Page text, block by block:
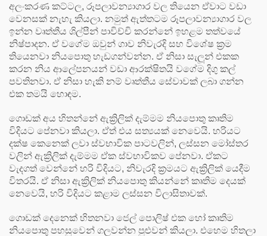
අලංකරණ කට්ටල, රූපලාවන්‍යාගාර වල තියෙන ඒවාට වඩා
වෙනසක් නැහැ කියලා. නමුත් ඇත්තටම රූපලාවන්‍යාගාර වල
ඉන්න වෘත්තීය ශිල්පීන් පාවිච්චි කරන්නේ ඉහළම තත්වයේ
නිෂ්පාදන. ඒ වගේම ඔවුන් ගාව නිවැරදි සහ විශේෂ ක්‍රම
තියෙනවා නියපොතු හැඩගන්වන්න. ඒ නිසා සැලූන් එකක
කරන නිය ආලේපනයන් වඩා ආරක්ෂිතයි වගේම දිගු කල්
පවතිනවා. ඒ නිසා හැකි නම් වෘත්තීය සේවාවක් ලබා ගන්න
එක තමයි හොඳම.
ගොඩක් අය හිතන්නේ ඇක්‍රිලික් දැම්මම නියපොතු කෘතිම
විදියට පේනවා කියලා. ඒත් එය සත්‍යයක් නෙවෙයි. හරියට
දක්ෂ කෙනෙක් ලවා ස්වභාවික පාටවලින්, ලස්සන මෝස්තර
වලින් ඇක්‍රිලික් දැම්මම ඒක ස්වභාවිකව පේනවා. ඒකට
වැදගත් වෙන්නේ හරි විදියට, නිවැරදි ක්‍රමයට ඇක්‍රිලික් යෙදීම
විතරයි. ඒ නිසා ඇක්‍රිලික් නියපොතු කියන්නේ කෘතිම දෙයක්
නෙවෙයි, හරි විදියට කළාම ලස්සන විලාසිතාවක්.
ගොඩක් දෙනෙක් හිතනවා ජෙල් පොලිෂ් එක හෝ කෘතිම
නියපොතු පහසුවෙන් ගලවන්න පුළුවන් කියලා. එහෙම හිතලා